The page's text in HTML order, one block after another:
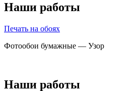
Наши работы
Печать на обоях
Фотообои бумажные — Узор
Наши работы